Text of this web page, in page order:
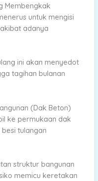
Membengkak
untuk mengisi
adanya
ini akan menyedot
tagihan bulanan
(Dak Beton)
ke permukaan dak
tulangan
struktur bangunan
memicu keretakan